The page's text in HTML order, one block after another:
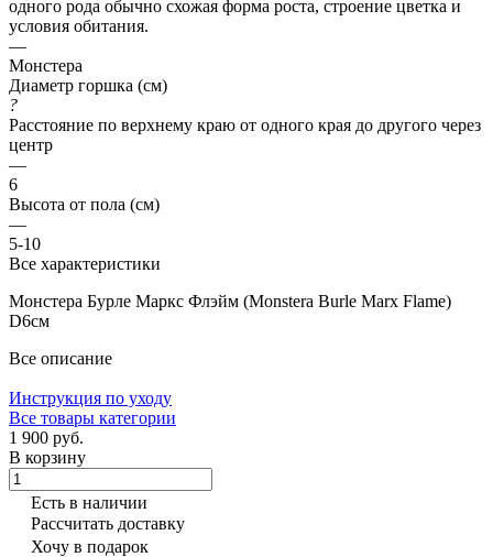
одного рода обычно схожая форма роста, строение цветка и
условия обитания.
—
Монстера
Диаметр горшка (см)
?
Расстояние по верхнему краю от одного края до другого через
центр
—
6
Высота от пола (см)
—
5-10
Все характеристики
Монстера Бурле Маркс Флэйм (Monstera Burle Marx Flame)
D6см
Все описание
Инструкция по уходу
Все товары категории
1 900 руб.
В корзину
Есть в наличии
Рассчитать доставку
Хочу в подарок